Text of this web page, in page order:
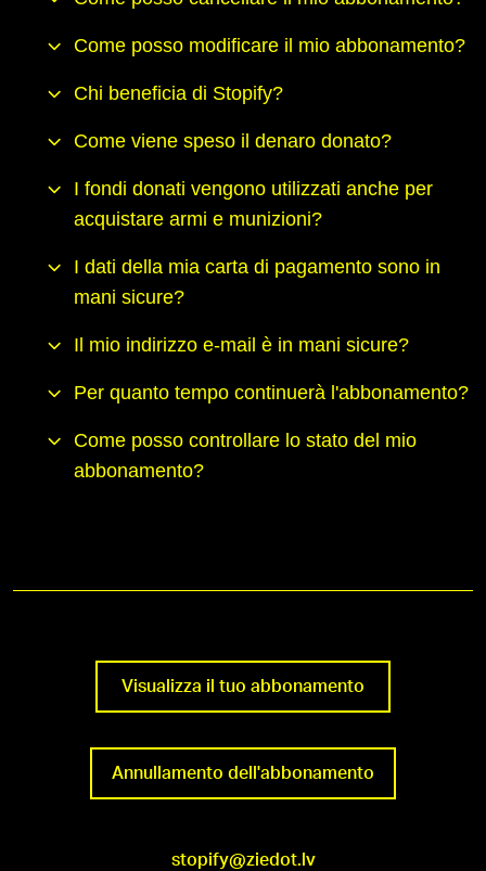
Come posso modificare il mio abbonamento?
Chi beneficia di Stopify?
Come viene speso il denaro donato?
I fondi donati vengono utilizzati anche per
acquistare armi e munizioni?
I dati della mia carta di pagamento sono in
mani sicure?
Il mio indirizzo e-mail è in mani sicure?
Per quanto tempo continuerà l'abbonamento?
Come posso controllare lo stato del mio
abbonamento?
Visualizza il tuo abbonamento
Annullamento dell'abbonamento
stopify@ziedot.lv